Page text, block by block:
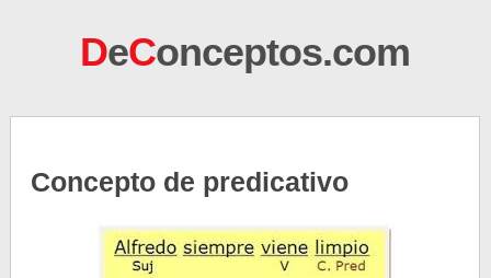
DeConceptos.com
Concepto de predicativo